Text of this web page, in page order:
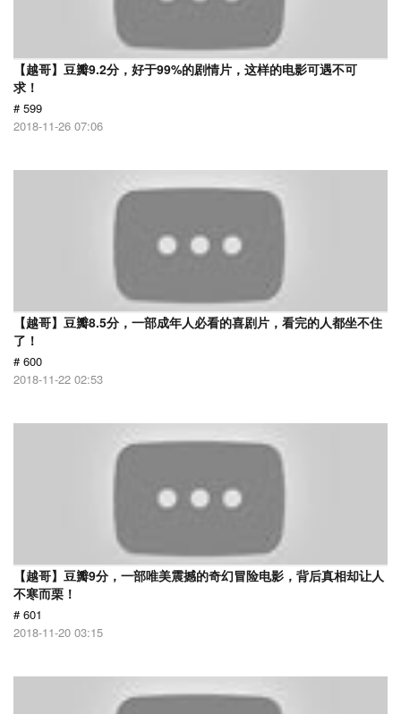
【越哥】豆瓣9.2分，好于99%的剧情片，这样的电影可遇不可
求！
# 599
2018-11-26 07:06
【越哥】豆瓣8.5分，一部成年人必看的喜剧片，看完的人都坐不住
了！
# 600
2018-11-22 02:53
【越哥】豆瓣9分，一部唯美震撼的奇幻冒险电影，背后真相却让人
不寒而栗！
# 601
2018-11-20 03:15